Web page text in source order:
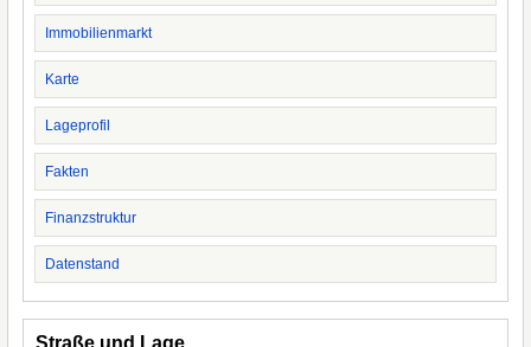
Immobilienmarkt
Karte
Lageprofil
Fakten
Finanzstruktur
Datenstand
Straße und Lage